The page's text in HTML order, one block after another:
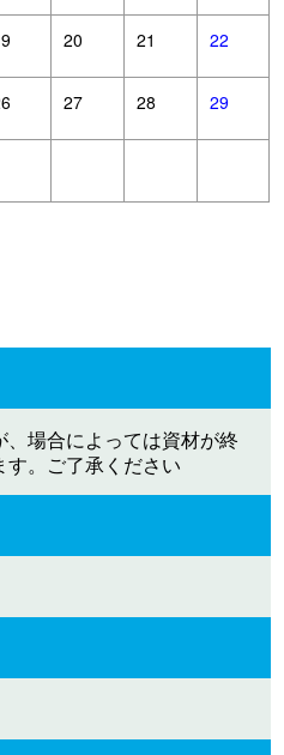
20 21 22
27 28 29
場合によっては資材が終
。ご了承ください